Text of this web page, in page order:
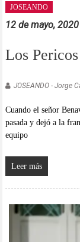
JOSEANDO
12 de mayo, 2020
Los
JOSEANDO - Jorge
Cuando el señor
pasada y dejó a la
equipo
Leer más